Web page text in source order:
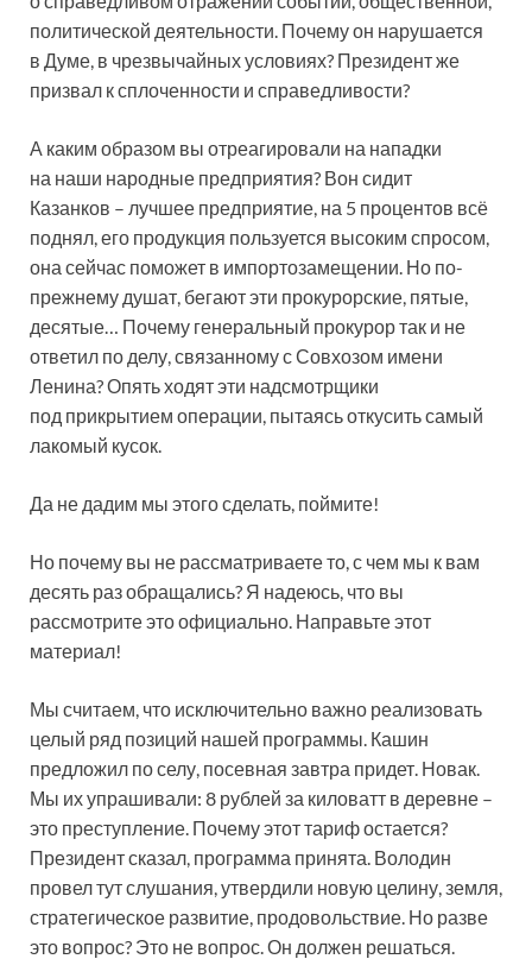
политической деятельности. Почему он нарушается
в Думе, в чрезвычайных условиях? Президент же
призвал к сплоченности и справедливости?
А каким образом вы отреагировали на нападки
на наши народные предприятия? Вон сидит
Казанков – лучшее предприятие, на 5 процентов всё
поднял, его продукция пользуется высоким спросом,
она сейчас поможет в импортозамещении. Но по-
прежнему душат, бегают эти прокурорские, пятые,
десятые… Почему генеральный прокурор так и не
ответил по делу, связанному с Совхозом имени
Ленина? Опять ходят эти надсмотрщики
под прикрытием операции, пытаясь откусить самый
лакомый кусок.
Да не дадим мы этого сделать, поймите!
Но почему вы не рассматриваете то, с чем мы к вам
десять раз обращались? Я надеюсь, что вы
рассмотрите это официально. Направьте этот
материал!
Мы считаем, что исключительно важно реализовать
целый ряд позиций нашей программы. Кашин
предложил по селу, посевная завтра придет. Новак.
Мы их упрашивали: 8 рублей за киловатт в деревне –
это преступление. Почему этот тариф остается?
Президент сказал, программа принята. Володин
провел тут слушания, утвердили новую целину, земля,
стратегическое развитие, продовольствие. Но разве
это вопрос? Это не вопрос. Он должен решаться.